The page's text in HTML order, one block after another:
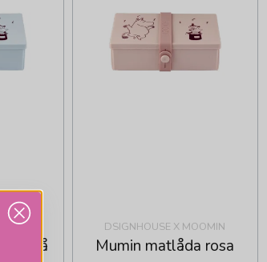
DSIGNHOUSE X MOOMIN
Mumin matlåda rosa